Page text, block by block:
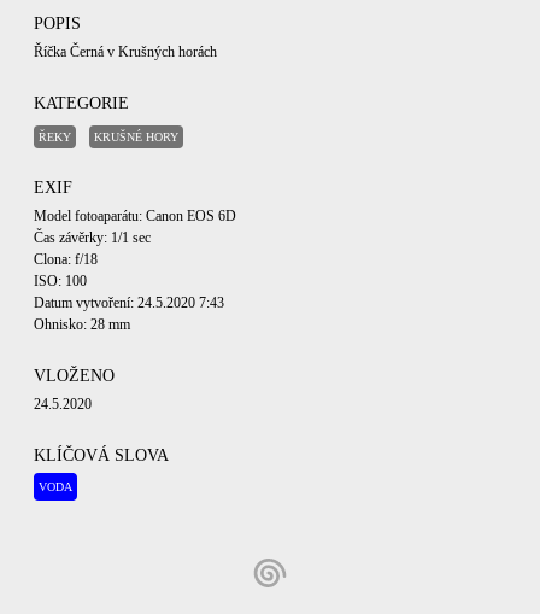
POPIS
Říčka Černá v Krušných horách
KATEGORIE
ŘEKY KRUŠNÉ HORY
EXIF
Model fotoaparátu: Canon EOS 6D
Čas závěrky: 1/1 sec
Clona: f/18
ISO: 100
Datum vytvoření: 24.5.2020 7:43
Ohnisko: 28 mm
VLOŽENO
24.5.2020
KLÍČOVÁ SLOVA
VODA